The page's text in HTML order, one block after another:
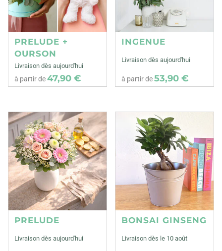
PRELUDE +
OURSON
Livraison dès aujourd'hui
à partir de47,90 €
INGENUE
Livraison dès aujourd'hui
à partir de53,90 €
PRELUDE
Livraison dès aujourd'hui
BONSAI GINSENG
Livraison dès le 10 août